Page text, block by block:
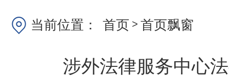
当前位置： 首页 > 首页飘窗
涉外法律服务中心